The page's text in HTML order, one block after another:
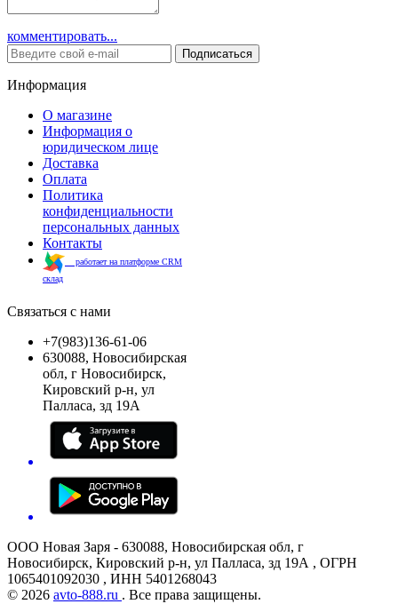
комментировать...
Подписаться
Информация
О магазине
Информация о
юридическом лице
Доставка
Оплата
Политика
конфиденциальности
персональных данных
Контакты
работает на платформе CRM
склад
Связаться с нами
+7(983)136-61-06
630088, Новосибирская
обл, г Новосибирск,
Кировский р-н, ул
Палласа, зд 19А
ООО Новая Заря - 630088, Новосибирская обл, г
Новосибирск, Кировский р-н, ул Палласа, зд 19А , ОГРН
1065401092030 , ИНН 5401268043
© 2026 avto-888.ru . Все права защищены.